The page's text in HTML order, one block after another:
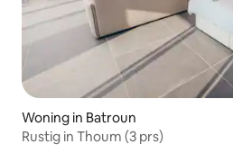
Woning in Batroun
Rustig in Thoum (3 prs)